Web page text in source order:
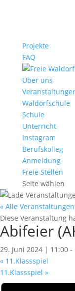
Projekte
FAQ
Über uns
Waldorfschule
Schule
Unterricht
Instagram
Berufskolleg
Anmeldung
Freie Stellen
Seite wählen
« Alle Veranstaltungen
Diese Veranstaltung
Abifeier
29. Juni 2024 | 11:00 -
« 11.Klassspiel
11.Klassspiel »